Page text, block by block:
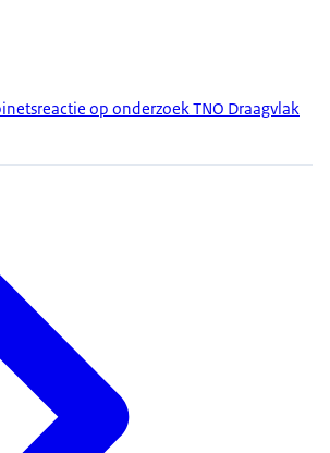
op onderzoek TNO Draagvlak